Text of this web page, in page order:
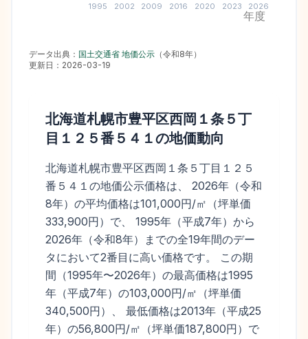
1995 2002 2009 2016 2020 2023 2026
年度
データ出典： 国土交通省 地価公示 （令和8年）
更新日： 2026-03-19
北海道札幌市豊平区西岡１条５丁
目１２５番５４１の地価動向
北海道札幌市豊平区西岡１条５丁目１２５
番５４１の地価公示価格は、 2026年（令和
8年）の平均価格は101,000円/㎡（坪単価
333,900円）で、 1995年（平成7年）から
2026年（令和8年）までの全19年間のデー
タにおいて2番目に高い価格です。 この期
間（1995年〜2026年）の最高価格は1995
年（平成7年）の103,000円/㎡（坪単価
340,500円）、 最低価格は2013年（平成25
年）の56,800円/㎡（坪単価187,800円）で